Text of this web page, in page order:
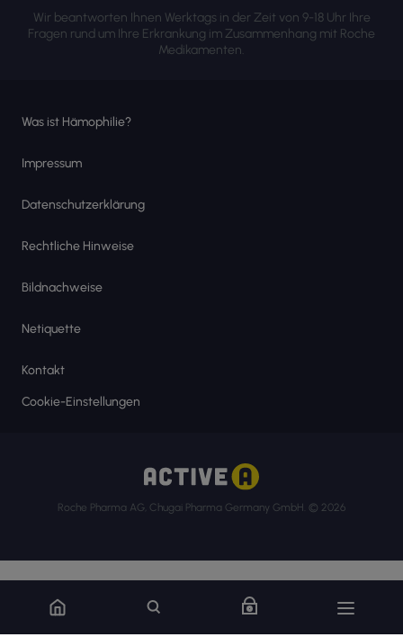
Roche Pharma AG, Chugai Pharma Germany GmbH. © 2026
Was ist Hämophilie?
Impressum
Datenschutzerklärung
Rechtliche Hinweise
Bildnachweise
Netiquette
Kontakt
Cookie-Einstellungen
Wir beantworten Ihnen Werktags in der Zeit von 9-18 Uhr Ihre
Fragen rund um Ihre Erkrankung im Zusammenhang mit Roche
Medikamenten.